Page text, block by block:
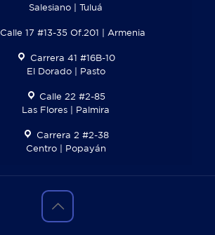
Salesiano | Tuluá
Calle 17 #13-35 Of.201 | Armenia
Carrera 41 #16B-10
El Dorado | Pasto
Calle 22 #2-85
Las Flores | Palmira
Carrera 2 #2-38
Centro | Popayán